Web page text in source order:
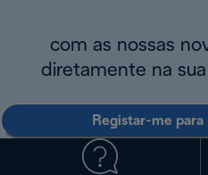
com as nossas
diretamente na
Registar-me